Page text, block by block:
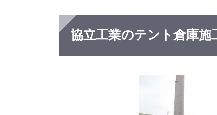
協立工業のテント倉庫施